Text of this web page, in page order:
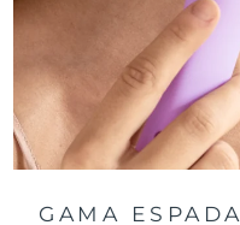
GAMA ESPADA